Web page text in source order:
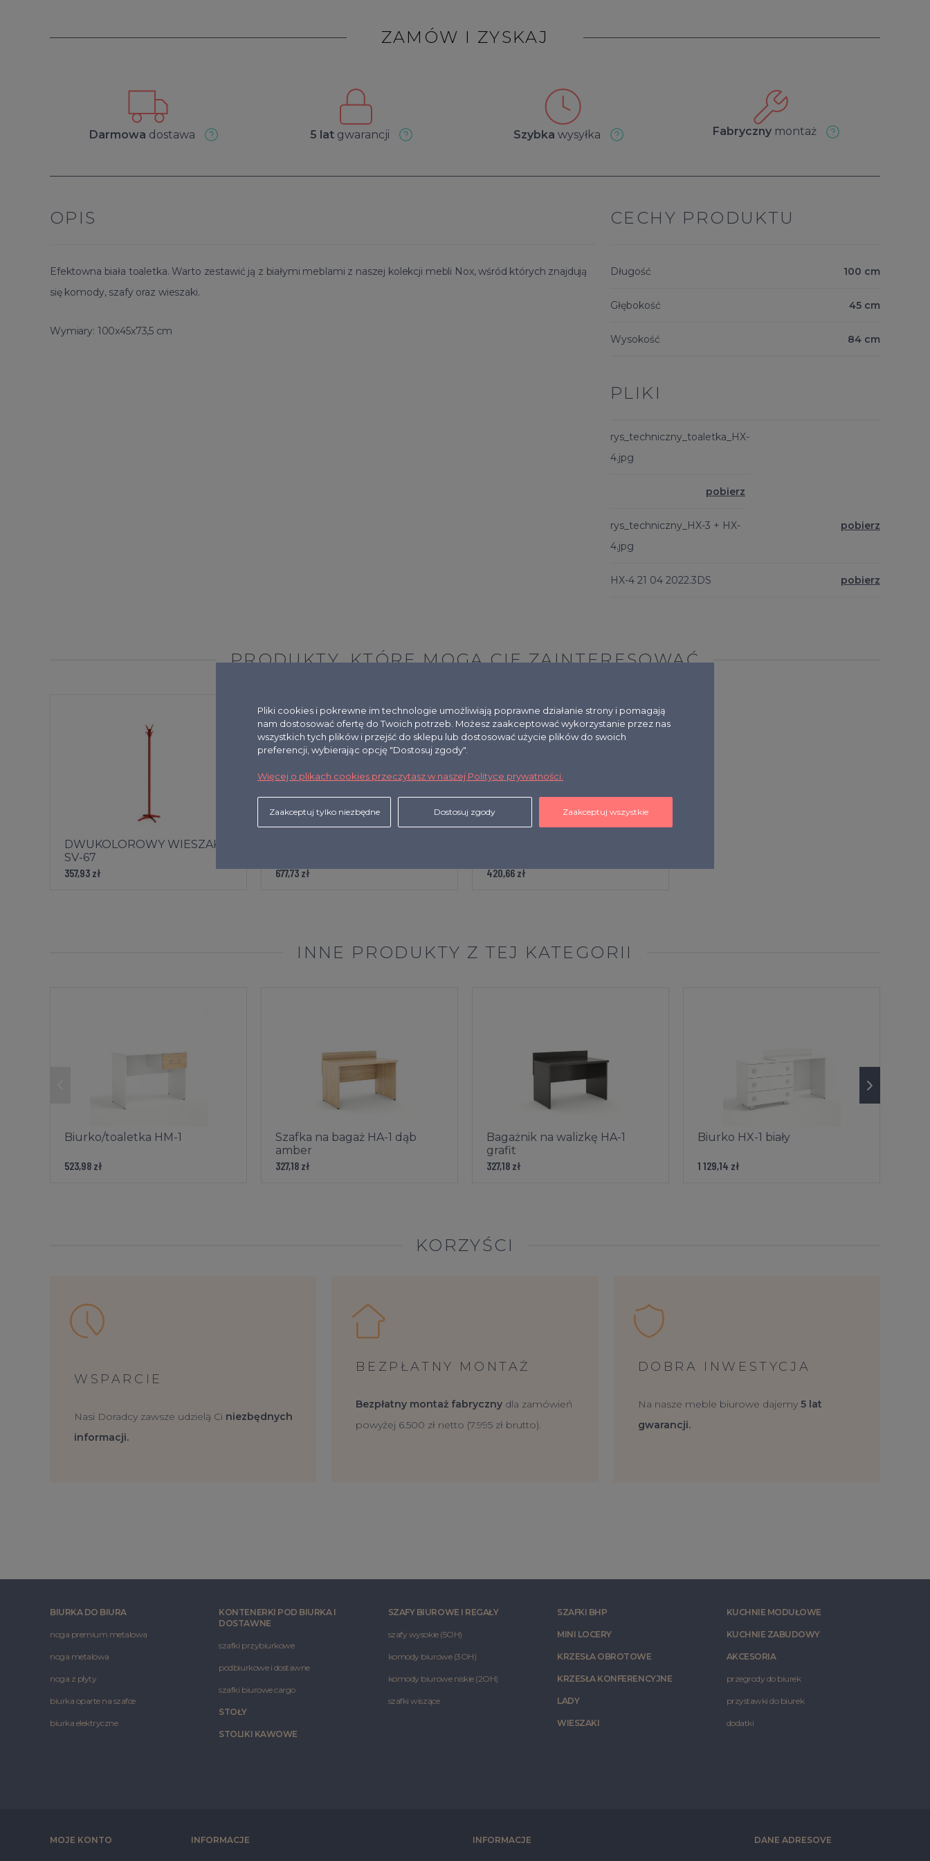
ZAMÓW I ZYSKAJ
Darmowa dostawa 5 latgwarancji Szybka wysyłka Fabryczny montaż
OPIS
Efektowna biała toaletka. Warto zestawić ją z białymi meblami z naszej kolekcji mebli Nox, wśród których znajdują
się komody, szafy oraz wieszaki.
Wymiary: 100x45x73,5 cm
CECHY PRODUKTU
Długość 100 cm
Głębokość 45 cm
Wysokość 84 cm
PLIKI
rys_techniczny_toaletka_HX-
4.jpg
pobierz
rys_techniczny_HX-3 + HX-
4.jpg
pobierz
HX-4 21 04 2022.3DS pobierz
PRODUKTY, KTÓRE MOGĄ CIĘ ZAINTERESOWAĆ
DWUKOLOROWY WIESZAK
SV-67
357,93 zł
677,73 zł 420,66 zł
INNE PRODUKTY Z TEJ KATEGORII
Biurko/toaletka HM-1
523,98 zł
Szafka na bagaż HA-1 dąb
amber
327,18 zł
Bagażnik na walizkę HA-1
grafit
327,18 zł
Biurko HX-1 biały
1 129,14 zł
KORZYŚCI
WSPARCIE
Nasi Doradcy zawsze udzielą Ci niezbędnych
informacji.
BEZPŁATNY MONTAŻ
Bezpłatny montaż fabryczny dla zamówień
powyżej 6.500 zł netto (7.995 zł brutto).
DOBRA INWESTYCJA
Na nasze meble biurowe dajemy 5 lat
gwarancji.
BIURKA DO BIURA
noga premium metalowa
noga metalowa
noga z płyty
biurka oparte na szafce
biurka elektryczne
KONTENERKI POD BIURKA I
DOSTAWNE
szafki przybiurkowe
podbiurkowe i dostawne
szafki biurowe cargo
STOŁY
STOLIKI KAWOWE
SZAFY BIUROWE I REGAŁY
szafy wysokie (5OH)
komody biurowe (3OH)
komody biurowe niskie (2OH)
szafki wiszące
SZAFKI BHP
MINI LOCERY
KRZESŁA OBROTOWE
KRZESŁA KONFERENCYJNE
LADY
WIESZAKI
KUCHNIE MODUŁOWE
KUCHNIE ZABUDOWY
AKCESORIA
przegrody do biurek
przystawki do biurek
dodatki
MOJE KONTO INFORMACJE INFORMACJE DANE ADRESOVE
Pliki cookies i pokrewne im technologie umożliwiają poprawne działanie strony i pomagają
nam dostosować ofertę do Twoich potrzeb. Możesz zaakceptować wykorzystanie przez nas
wszystkich tych plików i przejść do sklepu lub dostosować użycie plików do swoich
preferencji, wybierając opcję "Dostosuj zgody".
Więcej o plikach cookies przeczytasz w naszej Polityce prywatności.
Zaakceptuj tylko niezbędne Dostosuj zgody Zaakceptuj wszystkie